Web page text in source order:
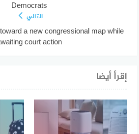
Democrats
التالي
a new congressional map while
court action
إقرأ أيضا